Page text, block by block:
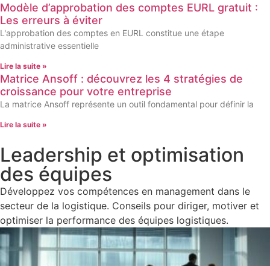
Modèle d’approbation des comptes EURL gratuit :
Les erreurs à éviter
L'approbation des comptes en EURL constitue une étape
administrative essentielle
Lire la suite »
Matrice Ansoff : découvrez les 4 stratégies de
croissance pour votre entreprise
La matrice Ansoff représente un outil fondamental pour définir la
Lire la suite »
Leadership et optimisation
des équipes
Développez vos compétences en management dans le
secteur de la logistique. Conseils pour diriger, motiver et
optimiser la performance des équipes logistiques.